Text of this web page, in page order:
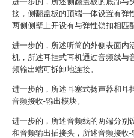
接，侧翻盖板的顶端一体设置有弹
两侧侧壁上开设有与弹性锁扣相匹
进一步的，所述听筒的外侧表面内
机，所述耳挂式耳机通过音频线与
频输出端可拆卸地连接。
进一步的，所述耳塞式扬声器和耳
音频接收-输出模块。
进一步的，所述音频线的两端分别
和音频输出插接头，所述音频接收